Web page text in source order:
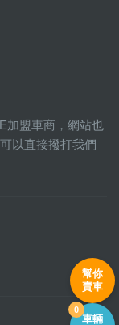
加盟車商，網站也
以直接撥打我們
幫你
賣車
車輛
0